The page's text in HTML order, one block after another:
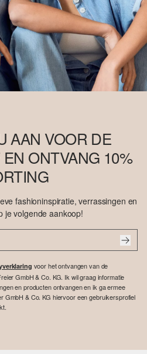
AAN VOOR DE
ONTVANG 10%
fashioninspiratie, verrassingen en
je volgende aankoop!
voor het ontvangen van de
GmbH & Co. KG. Ik wil graag informatie
en producten ontvangen en ik ga ermee
GmbH & Co. KG hiervoor een gebruikersprofiel